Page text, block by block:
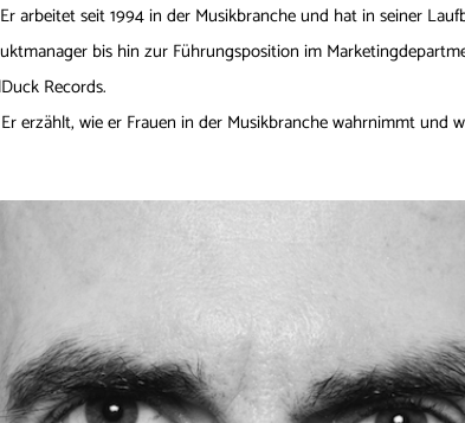
arbeitet seit 1994 in der Musikbranche und hat in seiner
bis hin zur Führungsposition im
Records.
erzählt, wie er Frauen in der Musikbranche wahrnimmt